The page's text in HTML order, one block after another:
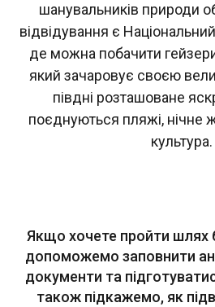
шанувальників природи
відвідування є
де можна побачити
який зачаровує своєю
півдні розташоване
поєднуються пляжі, нічне
культура.
Якщо хочете пройти
допоможемо заповнити
документи та
також підкажемо, як